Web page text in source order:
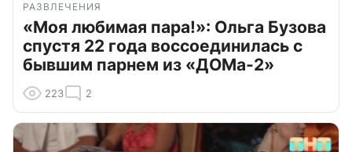
РАЗВЛЕЧЕНИЯ
«Моя любимая пара!»: Ольга Бузова
спустя 22 года воссоединилась с
бывшим парнем из «ДОМа-2»
223 2